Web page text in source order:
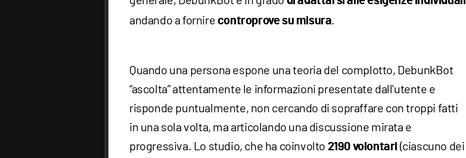
andando a fornire controprove su misura.
Quando una persona espone una teoria del complotto, DebunkBot
“ascolta” attentamente le informazioni presentate dall'utente e
risponde puntualmente, non cercando di sopraffare con troppi fatti
in una sola volta, ma articolando una discussione mirata e
progressiva. Lo studio, che ha coinvolto 2190 volontari (ciascuno dei